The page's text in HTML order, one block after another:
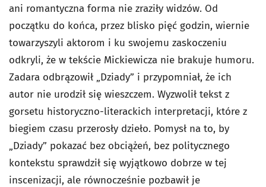
ani romantyczna forma nie zraziły widzów. Od
początku do końca, przez blisko pięć godzin, wiernie
towarzyszyli aktorom i ku swojemu zaskoczeniu
odkryli, że w tekście Mickiewicza nie brakuje humoru.
Zadara odbrązowił „Dziady” i przypomniał, że ich
autor nie urodził się wieszczem. Wyzwolił tekst z
gorsetu historyczno-literackich interpretacji, które z
biegiem czasu przerosły dzieło. Pomysł na to, by
„Dziady” pokazać bez obciążeń, bez politycznego
kontekstu sprawdził się wyjątkowo dobrze w tej
inscenizacji, ale równocześnie pozbawił je